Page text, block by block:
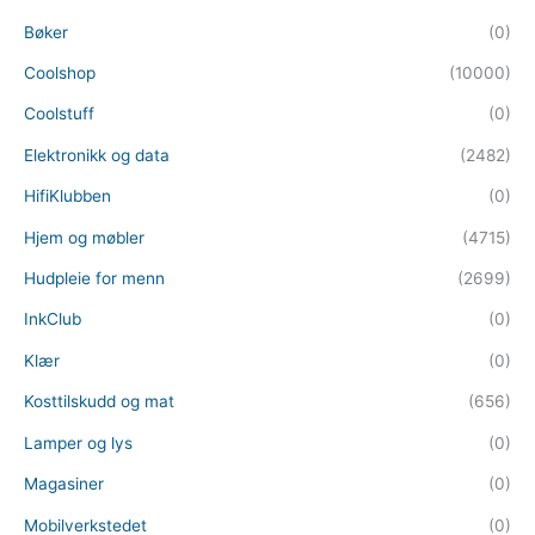
Bøker (0)
Coolshop (10000)
Coolstuff (0)
Elektronikk og data (2482)
HifiKlubben (0)
Hjem og møbler (4715)
Hudpleie for menn (2699)
InkClub (0)
Klær (0)
Kosttilskudd og mat (656)
Lamper og lys (0)
Magasiner (0)
Mobilverkstedet (0)